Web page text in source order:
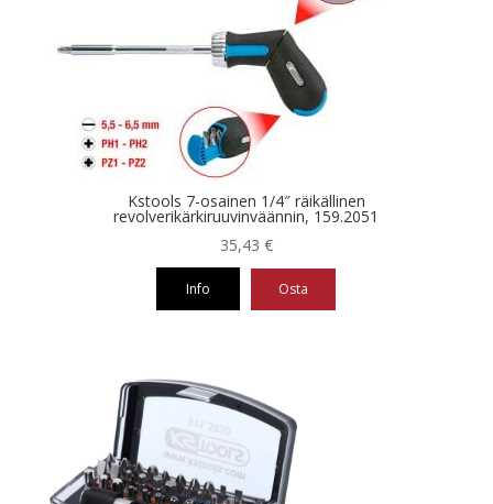
Kstools 7-osainen 1/4″ räikällinen
revolverikärkiruuvinväännin, 159.2051
35,43 €
Info Osta